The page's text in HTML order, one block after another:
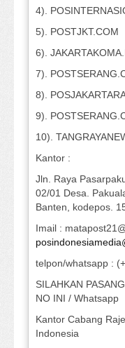
4).
5). POSTJKT.COM
6).
7).
8).
9).
10).
Kantor :
Jln. Raya
02/01 Desa.
Banten, kodepos.
Imail :
telpon/whatsapp :
SILAHKAN
NO INI / Whatsapp
Kantor Cabang
Indonesia